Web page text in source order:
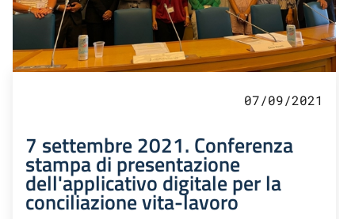
07/09/2021
7 settembre 2021. Conferenza
stampa di presentazione
dell'applicativo digitale per la
conciliazione vita-lavoro